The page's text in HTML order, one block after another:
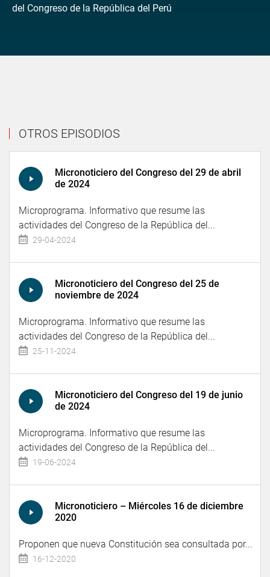
del Congreso de la República del Perú
OTROS EPISODIOS
Micronoticiero del Congreso del 29 de abril
de 2024
Microprograma. Informativo que resume las
actividades del Congreso de la República del...
29-04-2024
Micronoticiero del Congreso del 25 de
noviembre de 2024
Microprograma. Informativo que resume las
actividades del Congreso de la República del...
25-11-2024
Micronoticiero del Congreso del 19 de junio
de 2024
Microprograma. Informativo que resume las
actividades del Congreso de la República del...
19-06-2024
Micronoticiero – Miércoles 16 de diciembre
2020
Proponen que nueva Constitución sea consultada por...
16-12-2020